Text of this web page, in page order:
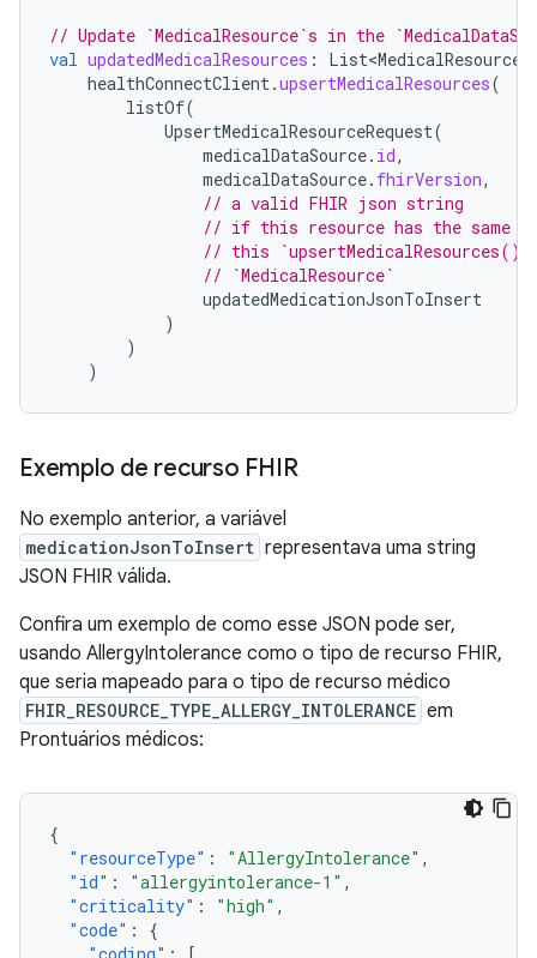
// Update `MedicalResource`s in the
val updatedMedicalResources :
List<MedicalResource>
healthConnectClient.upsertMedicalResources(
listOf(
UpsertMedicalResourceRequest(
medicalDataSource. id,
medicalDataSource. fhirVersion,
// a valid FHIR json string
// if this resource has the same
// this
// `MedicalResource`
updatedMedicationJsonToInsert
)
)
)
Exemplo de recurso FHIR
No exemplo anterior, a variável
medicationJsonToInsert representava uma string
JSON FHIR válida.
Confira um exemplo de como esse JSON pode ser,
usando AllergyIntolerance como o tipo de recurso FHIR,
que seria mapeado para o tipo de recurso médico
FHIR_RESOURCE_TYPE_ALLERGY_INTOLERANCE em
Prontuários médicos:
{
"resourceType" : "AllergyIntolerance" ,
"id" : "allergyintolerance-1" ,
"criticality" : "high" ,
"code" :
{